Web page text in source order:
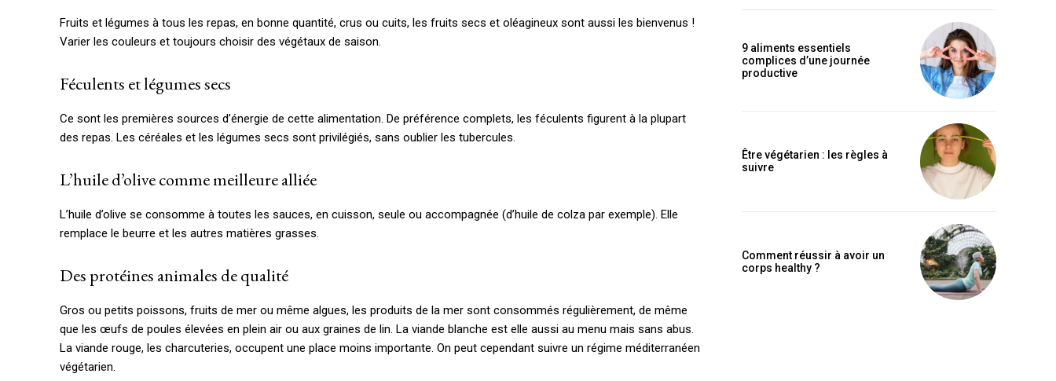
Fruits et légumes à tous les repas, en bonne quantité, crus ou cuits, les fruits secs et oléagineux sont aussi les bienvenus !
Varier les couleurs et toujours choisir des végétaux de saison.
Féculents et légumes secs
Ce sont les premières sources d’énergie de cette alimentation. De préférence complets, les féculents figurent à la plupart
des repas. Les céréales et les légumes secs sont privilégiés, sans oublier les tubercules.
L’huile d’olive comme meilleure alliée
L’huile d’olive se consomme à toutes les sauces, en cuisson, seule ou accompagnée (d’huile de colza par exemple). Elle
remplace le beurre et les autres matières grasses.
Des protéines animales de qualité
Gros ou petits poissons, fruits de mer ou même algues, les produits de la mer sont consommés régulièrement, de même
que les œufs de poules élevées en plein air ou aux graines de lin. La viande blanche est elle aussi au menu mais sans abus.
La viande rouge, les charcuteries, occupent une place moins importante. On peut cependant suivre un régime méditerranéen
végétarien.
9 aliments essentiels
complices d’une journée
productive
Être végétarien : les règles à
suivre
Comment réussir à avoir un
corps healthy ?